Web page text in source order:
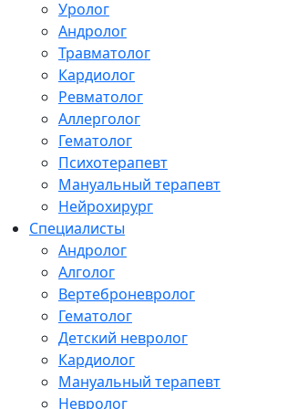
Уролог
Андролог
Травматолог
Кардиолог
Ревматолог
Аллерголог
Гематолог
Психотерапевт
Мануальный терапевт
Нейрохирург
Специалисты
Андролог
Алголог
Вертеброневролог
Гематолог
Детский невролог
Кардиолог
Мануальный терапевт
Невролог